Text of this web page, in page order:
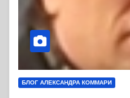
БЛОГ АЛЕКСАНДРА КОММАРИ